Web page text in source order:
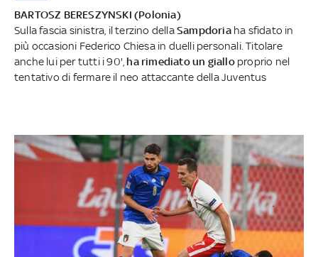
BARTOSZ BERESZYNSKI (Polonia)
Sulla fascia sinistra, il terzino dellaSampdoria ha sfidato in
più occasioni Federico Chiesa in duelli personali. Titolare
anche lui per tutti i 90', ha rimediato un giallo proprio nel
tentativo di fermare il neo attaccante della Juventus